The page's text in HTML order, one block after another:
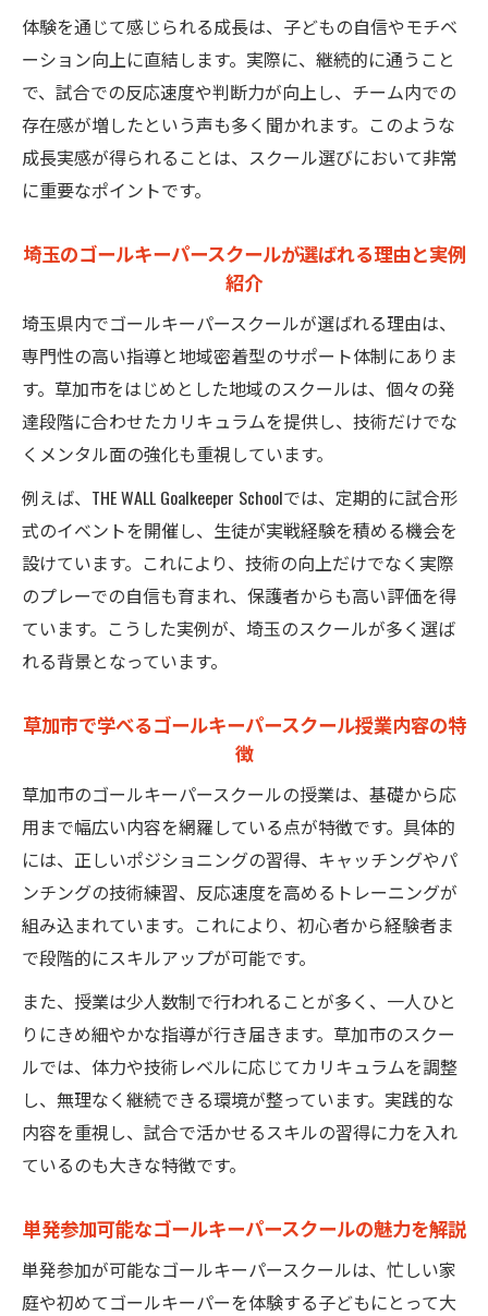
夏休みや短期参加で伸ばせるゴールキーパ
ースクールの力
単発ゴールキーパースクール参加で変わる
守備力
柔軟に通える草加のゴールキーパースクール活
用術
ースクールの活用法
ゴールキーパースクールを無理なく続ける
ポイント
小学生や中学生も安心のゴールキーパース
クール選び
草加市近郊で通いやすいゴールキーパース
クール探し方
クラブとの両立が可能なゴールキーパース
クール通学術
初心者も安心埼玉のGKスクール授業内容
未経験者も安心なゴールキーパースクール
基礎指導
ングの基本
小学生向けゴールキーパースクール入門カ
リキュラム
判断力や声掛けを磨くゴールキーパースク
ールの授業
ゴールキーパースクールで身につく1対1対応
力
実戦力が身につく草加発GK指導の特徴
ゴールキーパースクール独自の実戦的トレ
ーニング法
試合で活きるゴールキーパースクール指導
内容解説
前へ出る判断力が鍛えられるゴールキーパ
ースクール
成長体験
現役GKコーチによる草加のゴールキーパー
スクール指導
体験を通じて感じられる成長は、子どもの自信やモチベ
ーション向上に直結します。実際に、継続的に通うこと
で、試合での反応速度や判断力が向上し、チーム内での
存在感が増したという声も多く聞かれます。このような
成長実感が得られることは、スクール選びにおいて非常
に重要なポイントです。
埼玉のゴールキーパースクールが選ばれる理由と実例
紹介
埼玉県内でゴールキーパースクールが選ばれる理由は、
専門性の高い指導と地域密着型のサポート体制にありま
す。草加市をはじめとした地域のスクールは、個々の発
達段階に合わせたカリキュラムを提供し、技術だけでな
くメンタル面の強化も重視しています。
例えば、THE WALL Goalkeeper Schoolでは、定期的に試合形
式のイベントを開催し、生徒が実戦経験を積める機会を
設けています。これにより、技術の向上だけでなく実際
のプレーでの自信も育まれ、保護者からも高い評価を得
ています。こうした実例が、埼玉のスクールが多く選ば
れる背景となっています。
草加市で学べるゴールキーパースクール授業内容の特
徴
草加市のゴールキーパースクールの授業は、基礎から応
用まで幅広い内容を網羅している点が特徴です。具体的
には、正しいポジショニングの習得、キャッチングやパ
ンチングの技術練習、反応速度を高めるトレーニングが
組み込まれています。これにより、初心者から経験者ま
で段階的にスキルアップが可能です。
また、授業は少人数制で行われることが多く、一人ひと
りにきめ細やかな指導が行き届きます。草加市のスクー
ルでは、体力や技術レベルに応じてカリキュラムを調整
し、無理なく継続できる環境が整っています。実践的な
内容を重視し、試合で活かせるスキルの習得に力を入れ
ているのも大きな特徴です。
単発参加可能なゴールキーパースクールの魅力を解説
単発参加が可能なゴールキーパースクールは、忙しい家
庭や初めてゴールキーパーを体験する子どもにとって大